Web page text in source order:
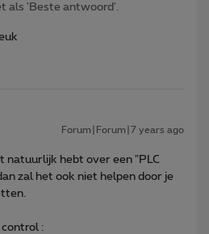
als 'Beste antwoord'.
Forum|Forum|7 years ago
natuurlijk hebt over een "PLC
zal het ook niet helpen door je
: